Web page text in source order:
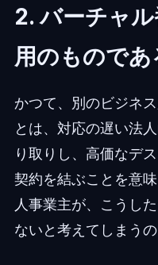
2. バーチャ
用のものであ
かつて、別のビジネ
とは、対応の遅い法
り取りし、高価なデ
契約を結ぶことを意
人事業主が、こうし
ないと考えてしまう